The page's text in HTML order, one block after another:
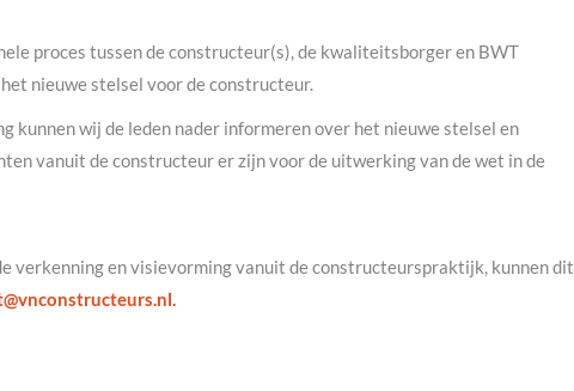
proces tussen de constructeur(s), de kwaliteitsborger en BWT
nieuwe stelsel voor de constructeur.
kunnen wij de leden nader informeren over het nieuwe stelsel en
vanuit de constructeur er zijn voor de uitwerking van de wet in de
verkenning en visievorming vanuit de constructeurspraktijk, kunnen dit
ln.sruetcurtsnocnv